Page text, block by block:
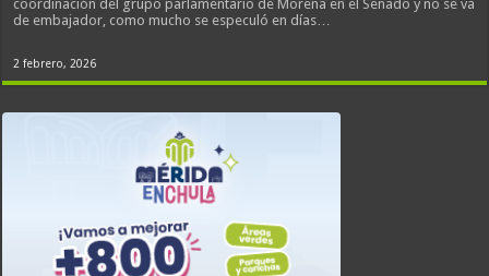
coordinación del grupo parlamentario de Morena en el Senado y no se va
de embajador, como mucho se especuló en días…
2 febrero, 2026